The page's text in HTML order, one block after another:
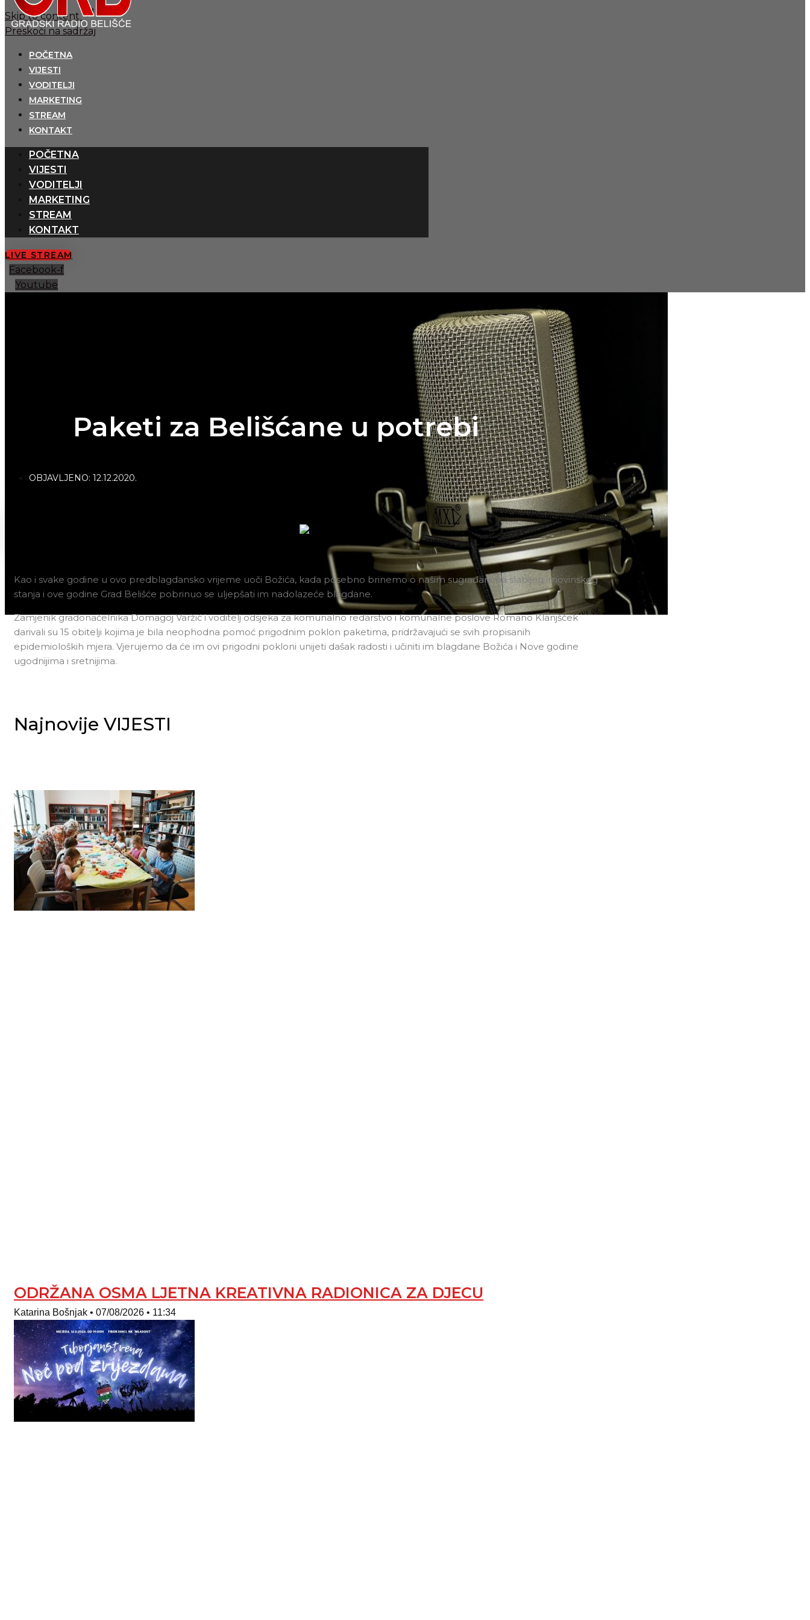
Skip to content
Preskoči na sadržaj
POČETNA
VIJESTI
VODITELJI
MARKETING
STREAM
KONTAKT
POČETNA
VIJESTI
VODITELJI
MARKETING
STREAM
KONTAKT
LIVE STREAM
Facebook-f
Youtube
Paketi za Belišćane u potrebi
OBJAVLJENO: 12.12.2020.
Kao i svake godine u ovo predblagdansko vrijeme uoči Božića, kada posebno brinemo o našim sugrađanima slabijeg imovinskog
stanja i ove godine Grad Belišće pobrinuo se uljepšati im nadolazeće blagdane.
Zamjenik gradonačelnika Domagoj Varžić i voditelj odsjeka za komunalno redarstvo i komunalne poslove Romano Klanjšček
darivali su 15 obitelji kojima je bila neophodna pomoć prigodnim poklon paketima, pridržavajući se svih propisanih
epidemioloških mjera. Vjerujemo da će im ovi prigodni pokloni unijeti dašak radosti i učiniti im blagdane Božića i Nove godine
ugodnijima i sretnijima.
Najnovije VIJESTI
ODRŽANA OSMA LJETNA KREATIVNA RADIONICA ZA DJECU
Katarina Bošnjak 07/08/2026 11:34